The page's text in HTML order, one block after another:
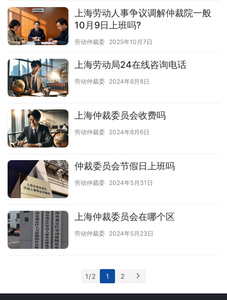
上海劳动人事争议调解仲裁院一般
10月9日上班吗?
劳动仲裁委 2025年10月7日
上海劳动局24在线咨询电话
劳动仲裁委 2024年8月8日
上海仲裁委员会收费吗
劳动仲裁委 2024年8月6日
仲裁委员会节假日上班吗
劳动仲裁委 2024年5月31日
上海仲裁委员会在哪个区
劳动仲裁委 2024年5月23日
1 / 2 1 2